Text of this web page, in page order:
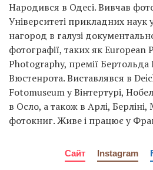
Народився в Одесі. Вивчав
Університеті прикладних
нагород в галузі
фотографії, таких як European
Photography, премії
Вюстенрота. Виставлявся в
Fotomuseum у Вінтертурі,
в Осло, а також в Арлі,
фотокниг. Живе і працює у
Сайт Instagram